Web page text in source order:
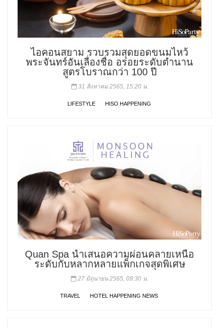
ไอคอนสยาม รวบรวมสุดยอดขนมไหว้
พระจันทร์อันเลื่องชื่อ อร่อยระดับตำนาน
สูตรโบราณกว่า 100 ปี
31 สิงหาคม 2565, 15:20 น.
LIFESTYLE HISO HAPPENING
Quan Spa นำเสนอความผ่อนคลายเหนือ
ระดับกับหลากหลายแพ็กเกจสุดพิเศษ
27 มิถุนายน 2565, 09:30 น.
TRAVEL HOTEL HAPPENING NEWS